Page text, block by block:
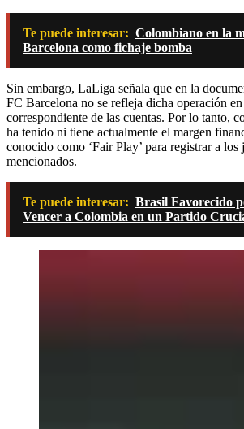
Te puede interesar: Colombiano en la
Barcelona como fichaje bomba
Sin embargo, LaLiga señala que en la
FC Barcelona no se refleja dicha operación
correspondiente de las cuentas. Por lo tanto,
ha tenido ni tiene actualmente el margen
conocido como ‘Fair Play’ para registrar a los
mencionados.
Te puede interesar: Brasil Favorecido
Vencer a Colombia en un Partido